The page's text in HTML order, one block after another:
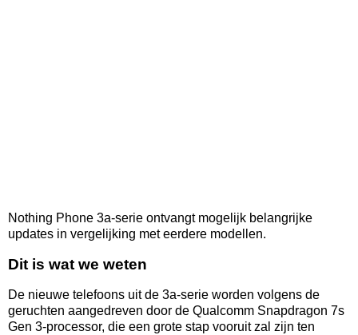
Nothing Phone 3a-serie ontvangt mogelijk belangrijke
updates in vergelijking met eerdere modellen.
Dit is wat we weten
De nieuwe telefoons uit de 3a-serie worden volgens de
geruchten aangedreven door de Qualcomm Snapdragon 7s
Gen 3-processor, die een grote stap vooruit zal zijn ten